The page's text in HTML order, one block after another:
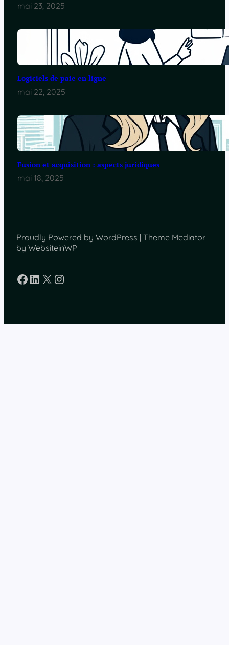
mai 23, 2025
Logiciels de paie en ligne
mai 22, 2025
Fusion et acquisition : aspects juridiques
mai 18, 2025
Proudly Powered by WordPress | Theme Mediator
by WebsiteinWP
Facebook
LinkedIn
X Instagram